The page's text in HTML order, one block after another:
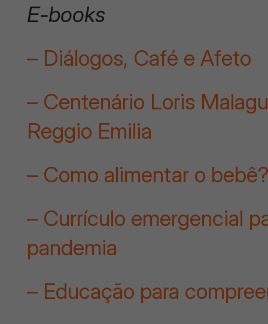
E-books
– Diálogos, Café e Afeto
– Centenário Loris
Reggio Emilia
– Como alimentar o
– Currículo emergencial
pandemia
– Educação para